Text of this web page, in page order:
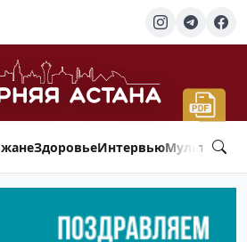
ЗдоровьеИнтервью